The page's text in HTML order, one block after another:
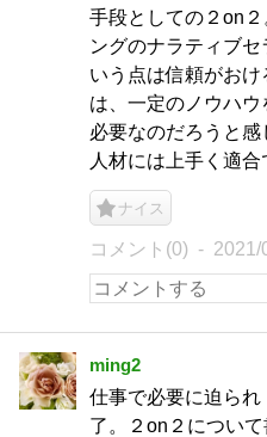
手段としての２on
ングのナラティブ
いう点は信頼がお
は、一定のノウハ
必要なのだろうと
人材には上手く適合
ナイス
コメント(0) 2021/
ming2
仕事で必要に迫ら
了。２on２につい